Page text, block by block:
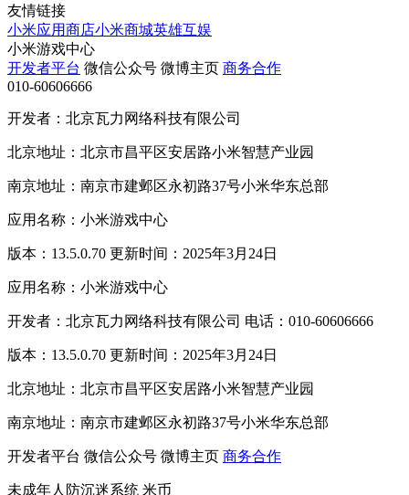
友情链接
小米应用商店小米商城英雄互娱
小米游戏中心
开发者平台 微信公众号 微博主页 商务合作
010-60606666
开发者：北京瓦力网络科技有限公司
北京地址：北京市昌平区安居路小米智慧产业园
南京地址：南京市建邺区永初路37号小米华东总部
应用名称：小米游戏中心
版本：13.5.0.70 更新时间：2025年3月24日
应用名称：小米游戏中心
开发者：北京瓦力网络科技有限公司 电话：010-60606666
版本：13.5.0.70 更新时间：2025年3月24日
北京地址：北京市昌平区安居路小米智慧产业园
南京地址：南京市建邺区永初路37号小米华东总部
开发者平台 微信公众号 微博主页 商务合作
未成年人防沉迷系统 米币